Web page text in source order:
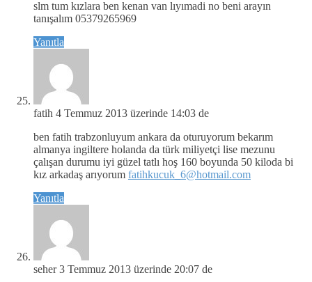
slm tum kızlara ben kenan van lıyımadi no beni arayın
tanışalım 05379265969
Yanıtla
fatih 4 Temmuz 2013 üzerinde 14:03 de
ben fatih trabzonluyum ankara da oturuyorum bekarım
almanya ingiltere holanda da türk miliyetçi lise mezunu
çalışan durumu iyi güzel tatlı hoş 160 boyunda 50 kiloda bi
kız arkadaş arıyorum fatihkucuk_6@hotmail.com
Yanıtla
seher 3 Temmuz 2013 üzerinde 20:07 de